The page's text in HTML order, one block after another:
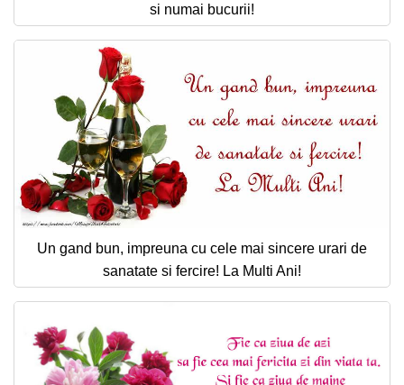
si numai bucurii!
Un gand bun, impreuna cu cele mai sincere urari de
sanatate si fercire! La Multi Ani!